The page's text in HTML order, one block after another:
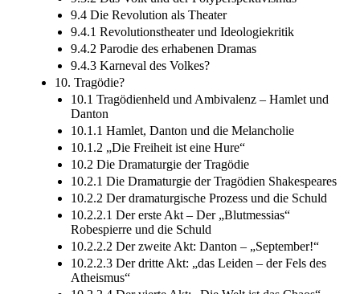
9.4 Die Revolution als Theater
9.4.1 Revolutionstheater und Ideologiekritik
9.4.2 Parodie des erhabenen Dramas
9.4.3 Karneval des Volkes?
10. Tragödie?
10.1 Tragödienheld und Ambivalenz – Hamlet und
Danton
10.1.1 Hamlet, Danton und die Melancholie
10.1.2 „Die Freiheit ist eine Hure“
10.2 Die Dramaturgie der Tragödie
10.2.1 Die Dramaturgie der Tragödien Shakespeares
10.2.2 Der dramaturgische Prozess und die Schuld
10.2.2.1 Der erste Akt – Der „Blutmessias“
Robespierre und die Schuld
10.2.2.2 Der zweite Akt: Danton – „September!“
10.2.2.3 Der dritte Akt: „das Leiden – der Fels des
Atheismus“